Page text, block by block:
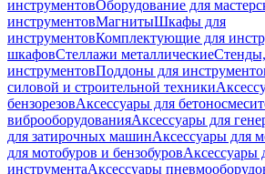
инструментовОборудование для
инструментовМагнитыШкафы для
инструментовКомплектующие для
шкафовСтеллажи металлические
инструментовПоддоны для
силовой и строительной техники
бензорезовАксессуары для
виброоборудованияАксессуары для
для затирочных машинАксессуары для
для мотобуров и бензобуровАксессуары
инструментаАксессуары